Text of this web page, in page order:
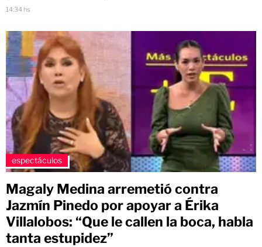
14:34 hs
espectáculos
Magaly Medina arremetió contra
Jazmín Pinedo por apoyar a Érika
Villalobos: “Que le callen la boca, habla
tanta estupidez”